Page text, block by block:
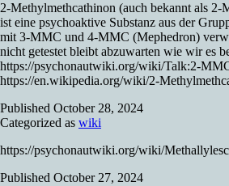
2-Methylmethcathinon (auch bekannt als
ist eine psychoaktive Substanz aus der
mit 3-MMC und 4-MMC (Mephedron)
nicht getestet bleibt abzuwarten wie wir es
https://psychonautwiki.org/wiki/Talk:2-
https://en.wikipedia.org/wiki/2-
Published October 28, 2024
Categorized as wiki
https://psychonautwiki.org/wiki/
Published October 27, 2024